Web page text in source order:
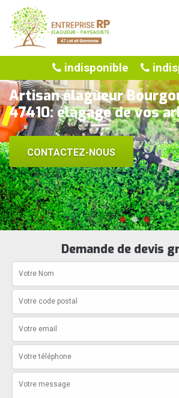
indisponible
Artisan élagueur
47410: élagage de vos
CONTACTEZ-NOUS
Demande de devis